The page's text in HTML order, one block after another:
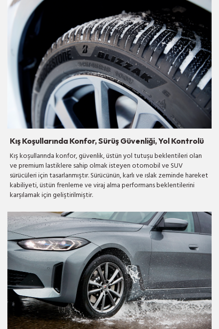
Kış Koşullarında Konfor, Sürüş Güvenliği, Yol Kontrolü
Kış koşullarında konfor, güvenlik, üstün yol tutuşu beklentileri olan
ve premium lastiklere sahip olmak isteyen otomobil ve SUV
sürücüleri için tasarlanmıştır. Sürücünün, karlı ve ıslak zeminde hareket
kabiliyeti, üstün frenleme ve viraj alma performans beklentilerini
karşılamak için geliştirilmiştir.